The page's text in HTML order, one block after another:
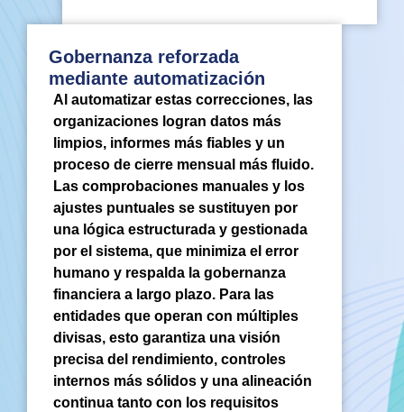
Gobernanza reforzada
mediante automatización
Al automatizar estas correcciones, las
organizaciones logran datos más
limpios, informes más fiables y un
proceso de cierre mensual más fluido.
Las comprobaciones manuales y los
ajustes puntuales se sustituyen por
una lógica estructurada y gestionada
por el sistema, que minimiza el error
humano y respalda la gobernanza
financiera a largo plazo. Para las
entidades que operan con múltiples
divisas, esto garantiza una visión
precisa del rendimiento, controles
internos más sólidos y una alineación
continua tanto con los requisitos